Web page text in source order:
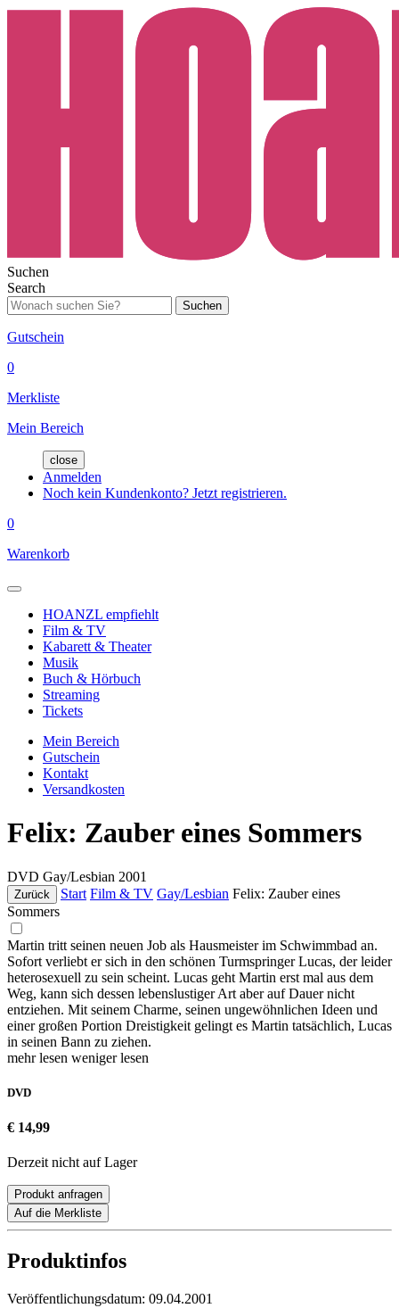
Suchen
Search
Suchen
Gutschein
0
Merkliste
Mein Bereich
close
Anmelden
Noch kein Kundenkonto? Jetzt registrieren.
0
Warenkorb
HOANZL empfiehlt
Film & TV
Kabarett & Theater
Musik
Buch & Hörbuch
Streaming
Tickets
Mein Bereich
Gutschein
Kontakt
Versandkosten
Felix: Zauber eines Sommers
DVD Gay/Lesbian 2001
Zurück Start Film & TV Gay/Lesbian Felix: Zauber eines
Sommers
Martin tritt seinen neuen Job als Hausmeister im Schwimmbad an.
Sofort verliebt er sich in den schönen Turmspringer Lucas, der leider
heterosexuell zu sein scheint. Lucas geht Martin erst mal aus dem
Weg, kann sich dessen lebenslustiger Art aber auf Dauer nicht
entziehen. Mit seinem Charme, seinen ungewöhnlichen Ideen und
einer großen Portion Dreistigkeit gelingt es Martin tatsächlich, Lucas
in seinen Bann zu ziehen.
mehr lesen weniger lesen
DVD
€ 14,99
Derzeit nicht auf Lager
Produkt anfragen
Auf die Merkliste
Produktinfos
Veröffentlichungsdatum: 09.04.2001